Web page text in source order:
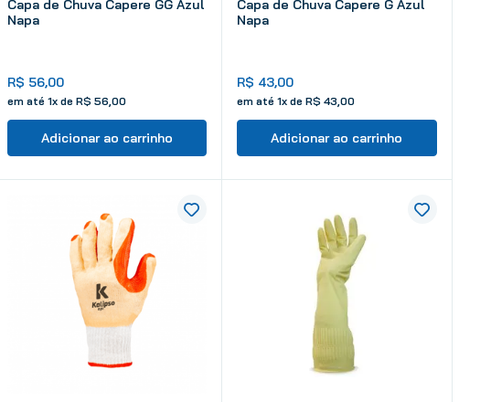
Capa de Chuva Capere GG Azul
Napa
R$ 56,00
em até 1x de R$ 56,00
Adicionar ao carrinho
Capa de Chuva Capere G Azul
Napa
R$ 43,00
em até 1x de R$ 43,00
Adicionar ao carrinho